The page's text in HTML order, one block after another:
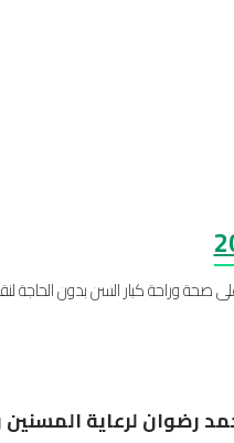
على صحة وراحة كبار السن بدون
رضوان لرعاية